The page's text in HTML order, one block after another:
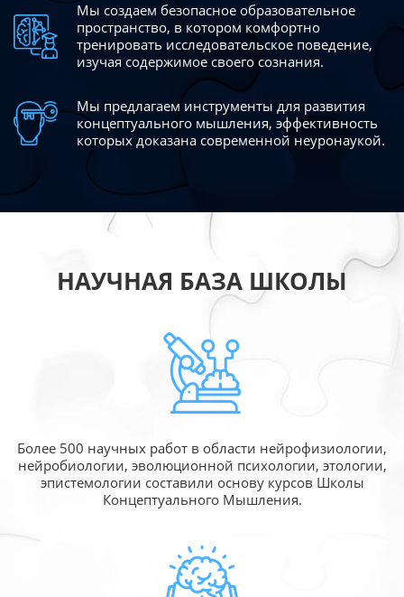
Мы создаем безопасное образовательное
пространство, в котором комфортно
тренировать исследовательское поведение,
изучая содержимое своего сознания.
Мы предлагаем инструменты для развития
концептуального мышления, эффективность
которых доказана современной неуронаукой.
НАУЧНАЯ БАЗА ШКОЛЫ
Более 500 научных работ в области нейрофизиологии,
нейробиологии, эволюционной психологии, этологии,
эпистемологии составили основу курсов Школы
Концептуального Мышления.